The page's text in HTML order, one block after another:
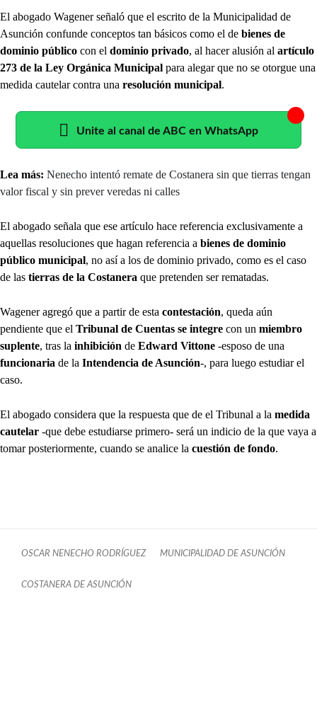
El abogado Wagener señaló que el escrito de la Municipalidad de
Asunción confunde conceptos tan básicos como el de bienes de
dominio público con el dominio privado, al hacer alusión al artículo
273 de la Ley Orgánica Municipal para alegar que no se otorgue una
medida cautelar contra una resolución municipal.
Unite al canal de ABC en WhatsApp
Lea más: Nenecho intentó remate de Costanera sin que tierras tengan
valor fiscal y sin prever veredas ni calles
El abogado señala que ese artículo hace referencia exclusivamente a
aquellas resoluciones que hagan referencia a bienes de dominio
público municipal, no así a los de dominio privado, como es el caso
de las tierras de la Costanera que pretenden ser rematadas.
Wagener agregó que a partir de esta contestación, queda aún
pendiente que el Tribunal de Cuentas se integre con un miembro
suplente, tras la inhibición de Edward Vittone -esposo de una
funcionaria de la Intendencia de Asunción-, para luego estudiar el
caso.
El abogado considera que la respuesta que de el Tribunal a la medida
cautelar -que debe estudiarse primero- será un indicio de la que vaya a
tomar posteriormente, cuando se analice la cuestión de fondo.
OSCAR NENECHO RODRÍGUEZ MUNICIPALIDAD DE ASUNCIÓN
COSTANERA DE ASUNCIÓN